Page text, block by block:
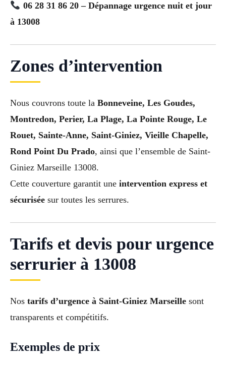
06 28 31 86 20 – Dépannage urgence nuit et jour
à 13008
Zones d’intervention
Nous couvrons toute la Bonneveine, Les Goudes,
Montredon, Perier, La Plage, La Pointe Rouge, Le
Rouet, Sainte-Anne, Saint-Giniez, Vieille Chapelle,
Rond Point Du Prado, ainsi que l’ensemble de Saint-
Giniez Marseille 13008.
Cette couverture garantit une intervention express et
sécurisée sur toutes les serrures.
Tarifs et devis pour urgence
serrurier à 13008
Nos tarifs d’urgence à Saint-Giniez Marseille sont
transparents et compétitifs.
Exemples de prix